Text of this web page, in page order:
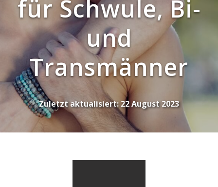
für Schwule, Bi-
und
Transmänner
Zuletzt aktualisiert:22 August 2023